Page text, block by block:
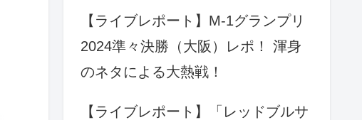
【ライブレポート】M-1グランプリ
2024準々決勝（大阪）レポ！ 渾身
のネタによる大熱戦！
【ライブレポート】「レッドブルサ